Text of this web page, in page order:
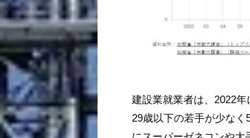
建設業就業者は、2022
29歳以下の若手が少な